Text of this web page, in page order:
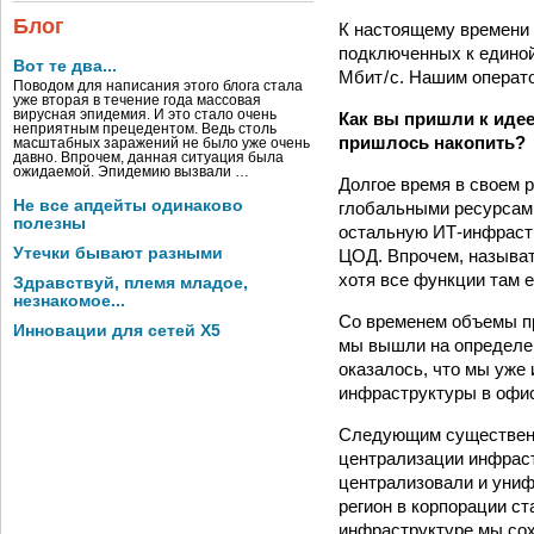
Блог
Вот те два...
Поводом для написания этого блога стала
уже вторая в течение года массовая
вирусная эпидемия. И это стало очень
неприятным прецедентом. Ведь столь
масштабных заражений не было уже очень
давно. Впрочем, данная ситуация была
ожидаемой. Эпидемию вызвали …
Не все апдейты одинаково
полезны
Утечки бывают разными
Здравствуй, племя младое,
незнакомое...
Инновации для сетей X5
К настоящему времени
подключенных к
Мбит / с. Нашим
Как вы пришли к
пришлось накопить?
Долгое время в своем
глобальными
остальную ИТ-
ЦОД. Впрочем,
хотя все функции там
Со временем объемы
мы вышли на
оказалось, что мы уже
инфраструктуры в
Следующим
централизации
централизовали и
регион в корпорации
инфраструктуре мы